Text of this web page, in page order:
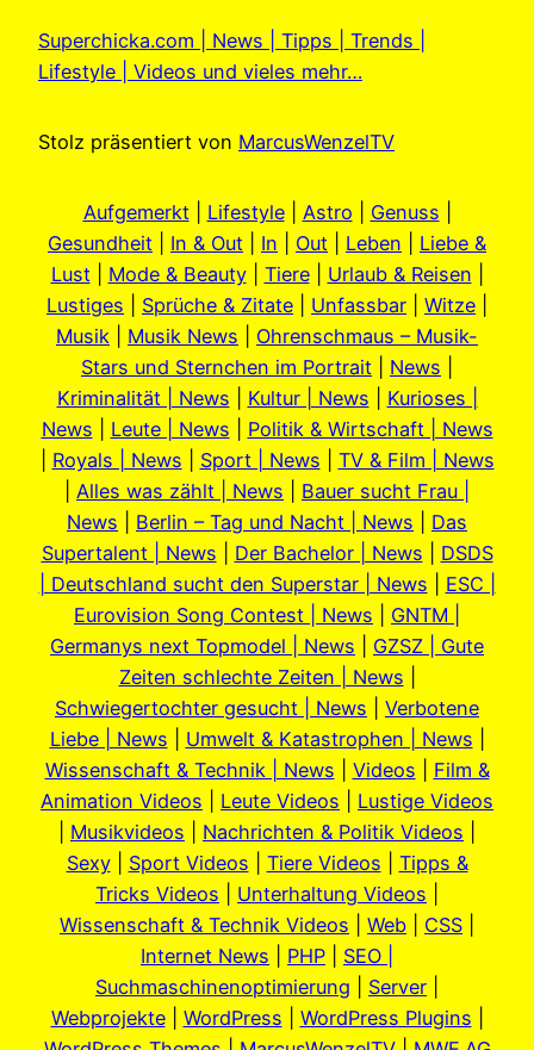
Superchicka.com | News | Tipps | Trends |
Lifestyle | Videos und vieles mehr…
Stolz präsentiert von MarcusWenzelTV
Aufgemerkt| Lifestyle| Astro Genuss
Gesundheit
In & Out In Out Leben
Liebe &
Lust| Mode & Beauty| Tiere| Urlaub & Reisen
Lustiges
Sprüche & Zitate Unfassbar Witze
Musik
Musik News
Ohrenschmaus – Musik-
Stars und Sternchen im Portrait
News
Kriminalität | News
Kultur | News
Kurioses |
News
Leute | News
Politik & Wirtschaft | News
Royals | News Sport | News
TV & Film | News
Alles was zählt | News
Bauer sucht Frau |
News
Berlin – Tag und Nacht | News
Das
Supertalent | News
Der Bachelor | News
DSDS
| Deutschland sucht den Superstar | News
ESC |
Eurovision Song Contest | News
GNTM |
Germanys next Topmodel | News
GZSZ | Gute
Zeiten schlechte Zeiten | News
Schwiegertochter gesucht | News
Verbotene
Liebe | News
Umwelt & Katastrophen | News
Wissenschaft & Technik | News
Videos
Film &
Animation Videos
Leute Videos
Lustige Videos
Musikvideos Nachrichten & Politik Videos
Sexy| Sport Videos Tiere Videos
Tipps &
Tricks Videos
Unterhaltung Videos
Wissenschaft & Technik Videos
Web CSS
Internet News
PHP
SEO |
Suchmaschinenoptimierung
Server
Webprojekte| WordPress WordPress Plugins